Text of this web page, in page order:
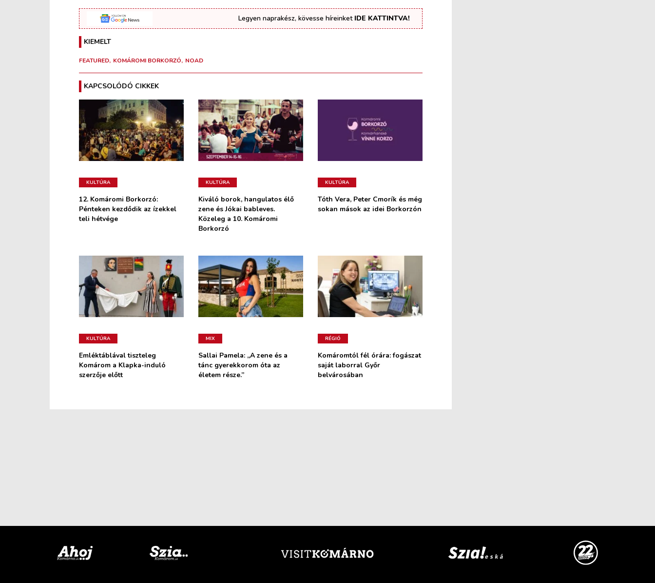
Legyen naprakész, kövesse híreinket IDE KATTINTVA!
KIEMELT
FEATURED KOMÁROMI BORKORZÓ NOAD
KAPCSOLÓDÓ CIKKEK
KULTÚRA
12. Komáromi Borkorzó:
Pénteken kezdődik az ízekkel
teli hétvége
KULTÚRA
Kiváló borok, hangulatos élő
zene és Jókai bableves.
Közeleg a 10. Komáromi
Borkorzó
KULTÚRA
Tóth Vera, Peter Cmorík és még
sokan mások az idei Borkorzón
KULTÚRA
Emléktáblával tiszteleg
Komárom a Klapka-induló
szerzője előtt
MIX
Sallai Pamela: „A zene és a
tánc gyerekkorom óta az
életem része.”
RÉGIÓ
Komáromtól fél órára: fogászat
saját laborral Győr
belvárosában